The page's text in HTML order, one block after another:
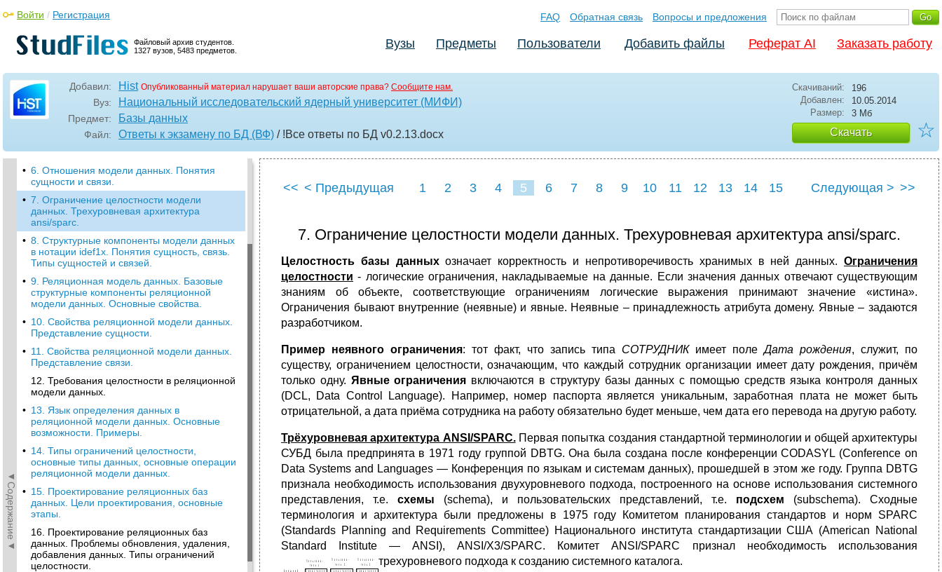
Файловый архив студентов.
1327 вузов, 5483 предметов.
Войти / Регистрация FAQ Обратная связь Вопросы и предложения
Вузы Предметы Пользователи Добавить файлы Реферат AI Заказать работу
Добавил: Hist Опубликованный материал нарушает ваши авторские права? Сообщите нам.
Вуз: Национальный исследовательский ядерный университет (МИФИ)
Предмет: Базы данных
Файл: Ответы к экзамену по БД (ВФ) / !Все ответы по БД v0.2.13.docx
Скачиваний:
196
Добавлен:
10.05.2014
Размер:
3 Мб
Скачать ☆
◄Содержание◄
• 2. Отличительные особенности субд как
экземпляра и базы данных.
Функциональные требования различных
категорий пользователей к субд.
• 4. История развития субд. Особенности не
реляционных моделей данных.
5. Общая характеристика моделей данных.
Основные свойства. Понятие атрибутов,
доменов.
• 6. Отношения модели данных. Понятия
сущности и связи.
• 7. Ограничение целостности модели
данных. Трехуровневая архитектура
ansi/sparc.
• 8. Структурные компоненты модели данных
в нотации idef1x. Понятия сущность, связь.
Типы сущностей и связей.
• 9. Реляционная модель данных. Базовые
структурные компоненты реляционной
модели данных. Основные свойства.
• 10. Свойства реляционной модели данных.
Представление сущности.
• 11. Свойства реляционной модели данных.
Представление связи.
12. Требования целостности в реляционной
модели данных.
• 13. Язык определения данных в
реляционной модели данных. Основные
возможности. Примеры.
• 14. Типы ограничений целостности,
основные типы данных, основные операции
реляционной модели данных.
• 15. Проектирование реляционных баз
данных. Цели проектирования, основные
этапы.
16. Проектирование реляционных баз
данных. Проблемы обновления, удаления,
добавления данных. Типы ограничений
целостности.
<< < Предыдущая 1 2 3 4 5 6 7 8 9 10 11 12 13 14
15
Следующая > >>
7. Ограничение целостности модели данных. Трехуровневая архитектура ansi/sparc.
Целостность базы данныхозначает корректность и непротиворечивость хранимых в ней данных. Ограничения
целостности - логические ограничения, накладываемые на данные. Если значения данных отвечают существующим
знаниям об объекте, соответствующие ограничениям логические выражения принимают значение «истина».
Ограничения бывают внутренние (неявные) и явные. Неявные – принадлежность атрибута домену. Явные – задаются
разработчиком.
Пример неявного ограничения: тот факт, что запись типа СОТРУДНИКимеет полеДата рождения, служит, по
существу, ограничением целостности, означающим, что каждый сотрудник организации имеет дату рождения, причём
только одну. Явные ограничения включаются в структуру базы данных с помощью средств языка контроля данных
(DCL, Data Control Language). Например, номер паспорта является уникальным, заработная плата не может быть
отрицательной, а дата приёма сотрудника на работу обязательно будет меньше, чем дата его перевода на другую работу.
Трёхуровневая архитектура ANSI/SPARC.Первая попытка создания стандартной терминологии и общей архитектуры
СУБД была предпринята в 1971 году группой DBTG. Она была создана после конференции CODASYL (Conference on
Data Systems and Languages — Конференция по языкам и системам данных), прошедшей в этом же году. Группа DBTG
признала необходимость использования двухуровневого подхода, построенного на основе использования системного
представления, т.е. схемы (schema), и пользовательских представлений, т.е. подсхем
(subschema). Сходные
терминология и архитектура были предложены в 1975 году Комитетом планирования стандартов и норм SPARC
(Standards Planning and Requirements Committee) Национального института стандартизации США (American National
Standard Institute — ANSI), ANSI/X3/SPARC. Комитет ANSI/SPARC признал необходимость использования
трехуровневого подхода к созданию системного каталога.